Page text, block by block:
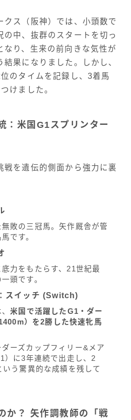
クス（阪神）では、小頭数で
の中、抜群のスタートを切っ
なり、生来の前向きな気性が
果になりました。しかし、
のタイムを記録し、3着馬
けました。
：米国G1スプリンター
戦を遺伝的側面から強力に裏
敗の三冠馬。矢作厩舎が管
です。
力をもたらす、21世紀最
頭です。
スイッチ (Switch)
、米国で活躍したG1・ダー
）を2勝した快速牝馬
ーズカップフィリー&メア
）に3年連続で出走し、2
う驚異的な成績を残して
か？ 矢作調教師の「戦